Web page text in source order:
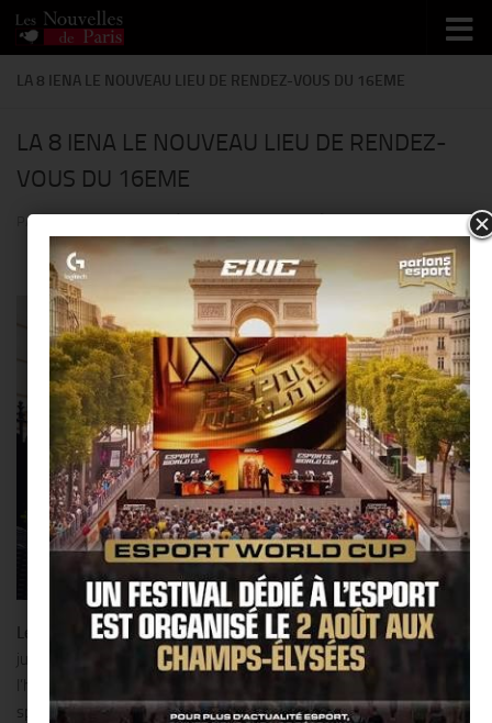
Skip to content
LA 8 IENA LE NOUVEAU LIEU DE RENDEZ-VOUS DU 16EME
LA 8 IENA LE NOUVEAU LIEU DE RENDEZ-
VOUS DU 16EME
PAR
Le Shangri-La Hotel, Paris dévoile ses plus beaux atours dès le 2
juin avec La 8 Iéna, sa nouvelle terrasse située dans l’avant-cour de
spécialement imaginée par le Chef Exécutif Philippe Labbé